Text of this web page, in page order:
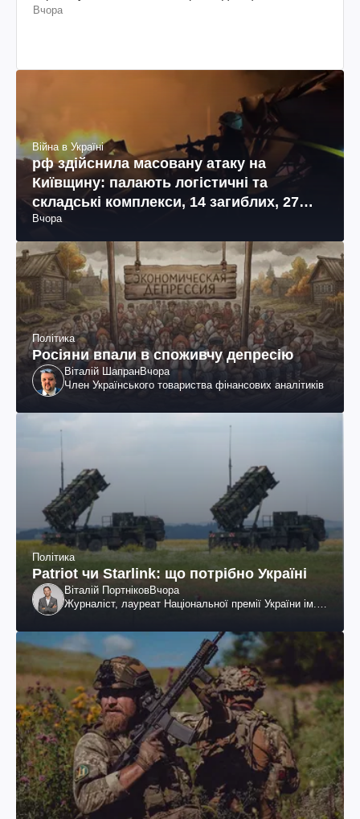
Вчора
Війна в Україні
рф здійснила масовану атаку на
Київщину: палають логістичні та
складські комплекси, 14 загиблих, 27
поранених (фото, відео)
Вчора
Політика
Росіяни впали в споживчу депресію
Віталій ШапранВчора
Член Українського товариства фінансових аналітиків
Політика
Patriot чи Starlink: що потрібно Україні
Віталій ПортніковВчора
Журналіст, лауреат Національної премії України ім.